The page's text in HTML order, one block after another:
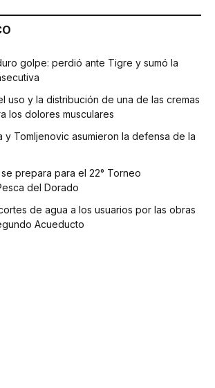
golpe: perdió ante Tigre y sumó la
uso y la distribución de una de las cremas
los dolores musculares
y Tomljenovic asumieron la defensa de la
prepara para el 22° Torneo
del Dorado
de agua a los usuarios por las obras
Acueducto